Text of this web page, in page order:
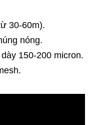
30-60m).
nóng.
150-200 micron.